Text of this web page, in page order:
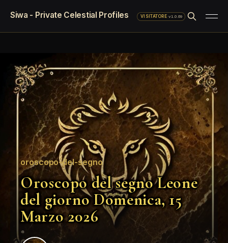
Siwa - Private Celestial Profiles VISITATORE·v1.0.69
oroscopo-del-segno
Oroscopo del segno Leone
del giorno Domenica, 15
Marzo 2026